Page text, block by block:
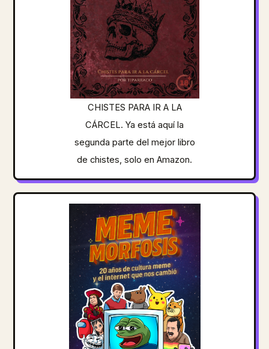
CHISTES PARA IR A LA
CÁRCEL. Ya está aquí la
segunda parte del mejor libro
de chistes, solo en Amazon.